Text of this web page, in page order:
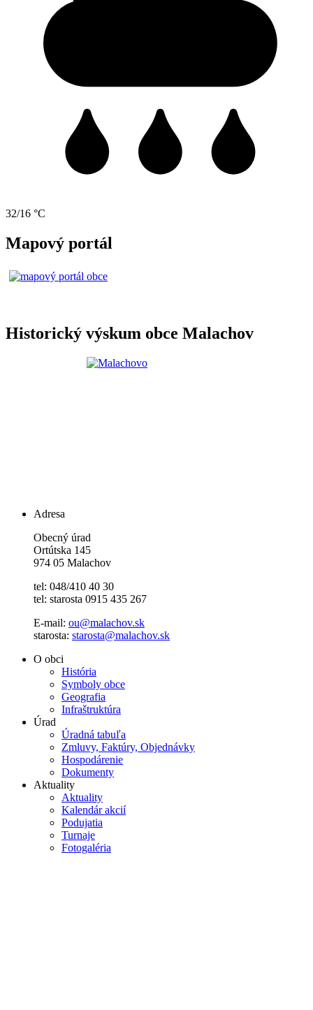
32/16 °C
Mapový portál
Historický výskum obce Malachov
Adresa
Obecný úrad
Ortútska 145
974 05 Malachov
tel: 048/410 40 30
tel: starosta 0915 435 267
E-mail: ou@malachov.sk
starosta: starosta@malachov.sk
O obci
História
Symboly obce
Geografia
Infraštruktúra
Úrad
Úradná tabuľa
Zmluvy, Faktúry, Objednávky
Hospodárenie
Dokumenty
Aktuality
Aktuality
Kalendár akcií
Podujatia
Turnaje
Fotogaléria